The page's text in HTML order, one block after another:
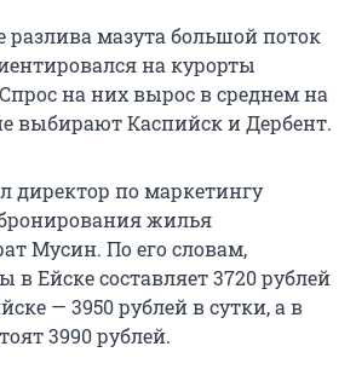
разлива мазута большой поток
на курорты
на них вырос в среднем на
выбирают Каспийск и Дербент.
директор по маркетингу
жилья
Мусин. По его словам,
в Ейске составляет 3720 рублей
— 3950 рублей в сутки, а в
3990 рублей.